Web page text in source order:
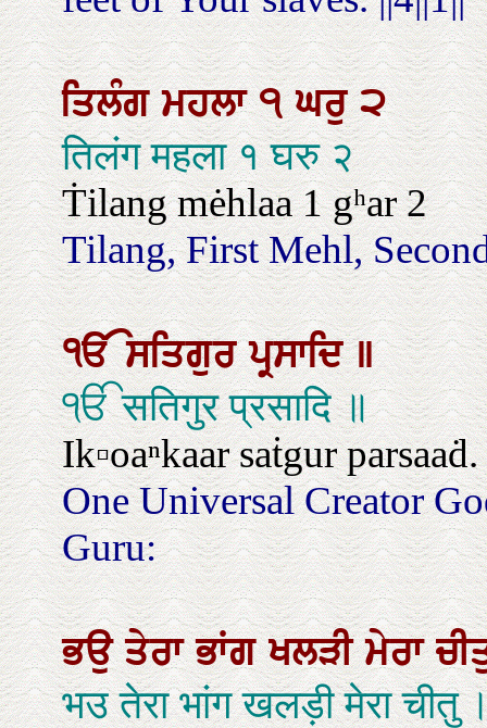
ਤਿਲੰਗਮਹਲਾ੧ਘਰੁ੨
तिलंग महला १ घरु २
Ṫilang mėhlaa 1 gʰar 2
Tilang, First Mehl,
ੴਸਤਿਗੁਰਪ੍ਰਸਾਦਿ॥
ੴ सतिगुर प्रसादि ॥
Ik▫oaⁿkaar saṫgur parsaaḋ.
One Universal Creator
Guru:
ਭਉਤੇਰਾਭਾਂਗਖਲੜੀਮੇਰਾ
भउ तेरा भांग खलड़ी मेरा चीतु